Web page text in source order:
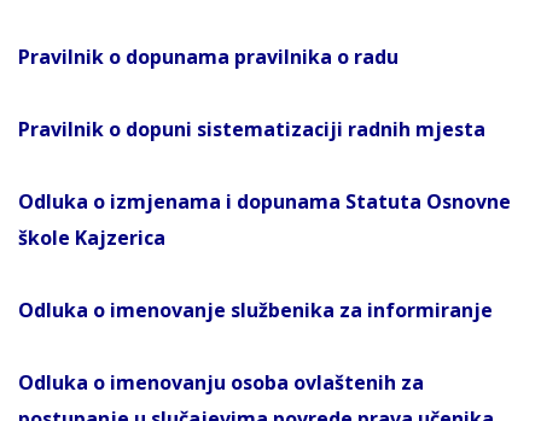
Pravilnik o dopunama pravilnika o radu
Pravilnik o dopuni sistematizaciji radnih mjesta
Odluka o izmjenama i dopunama Statuta Osnovne
škole Kajzerica
Odluka o imenovanje službenika za informiranje
Odluka o imenovanju osoba ovlaštenih za